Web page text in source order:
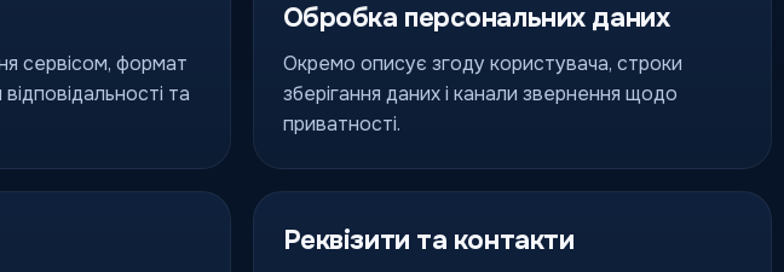
сервісом, формат
та
Обробка персональних даних
Окремо описує згоду користувача, строки
зберігання даних і канали звернення щодо
приватності.
Реквізити та контакти